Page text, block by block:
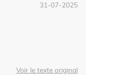
31-07-2025
Voir le texte original